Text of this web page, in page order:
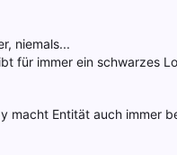
niemals...
für immer ein schwarzes
macht Entität auch immer